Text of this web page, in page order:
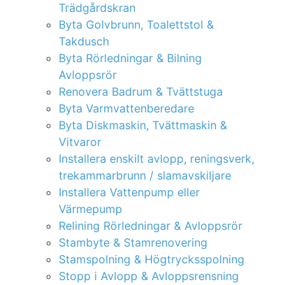
Trädgårdskran
Byta Golvbrunn, Toalettstol &
Takdusch
Byta Rörledningar & Bilning
Avloppsrör
Renovera Badrum & Tvättstuga
Byta Varmvattenberedare
Byta Diskmaskin, Tvättmaskin &
Vitvaror
Installera enskilt avlopp, reningsverk,
trekammarbrunn / slamavskiljare
Installera Vattenpump eller
Värmepump
Relining Rörledningar & Avloppsrör
Stambyte & Stamrenovering
Stamspolning & Högtrycksspolning
Stopp i Avlopp & Avloppsrensning